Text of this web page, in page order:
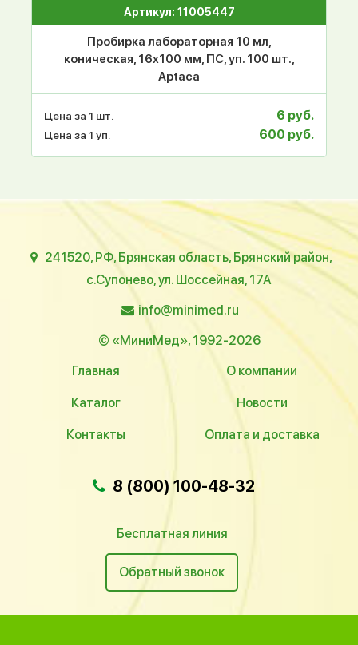
Артикул: 11005447
Пробирка лабораторная 10 мл,
коническая, 16х100 мм, ПС, уп. 100 шт.,
Aptaca
Цена за 1 шт. 6 руб.
Цена за 1 уп. 600 руб.
241520, РФ, Брянская область, Брянский район,
с.Супонево, ул. Шоссейная, 17А
info@minimed.ru
© «МиниМед», 1992-2026
Главная
О компании
Каталог Новости
Контакты Оплата и доставка
8 (800) 100-48-32
Бесплатная линия
Обратный звонок